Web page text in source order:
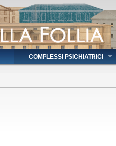
COMPLESSI PSICHIATRICI